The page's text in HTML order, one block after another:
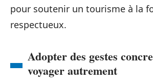
pour soutenir un tourisme à la
respectueux.
Adopter des gestes
voyager autrement